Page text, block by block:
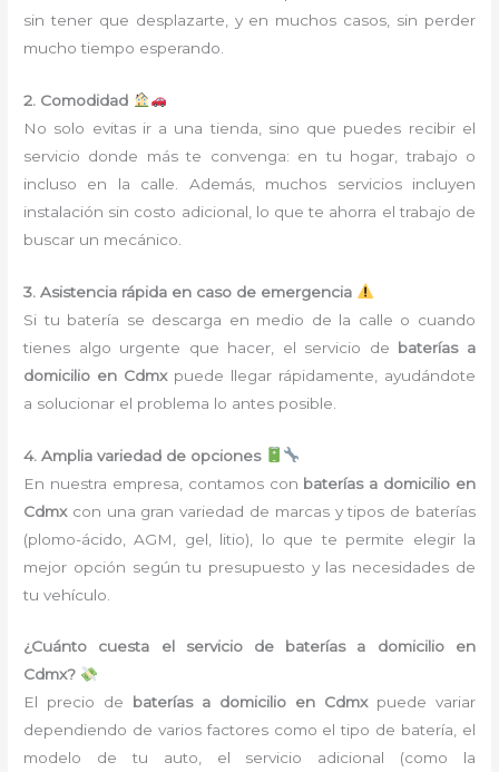
sin tener que desplazarte, y en muchos casos, sin perder
mucho tiempo esperando.
2. Comodidad
No solo evitas ir a una tienda, sino que puedes recibir el
servicio donde más te convenga: en tu hogar, trabajo o
incluso en la calle. Además, muchos servicios incluyen
instalación sin costo adicional, lo que te ahorra el trabajo de
buscar un mecánico.
3. Asistencia rápida en caso de emergencia
Si tu batería se descarga en medio de la calle o cuando
tienes algo urgente que hacer, el servicio de baterías a
domicilio en Cdmxpuede llegar rápidamente, ayudándote
a solucionar el problema lo antes posible.
4. Amplia variedad de opciones
En nuestra empresa, contamos con baterías a domicilio en
Cdmxcon una gran variedad de marcas y tipos de baterías
(plomo-ácido, AGM, gel, litio), lo que te permite elegir la
mejor opción según tu presupuesto y las necesidades de
tu vehículo.
¿Cuánto cuesta el servicio de baterías a domicilio en
Cdmx?
El precio de baterías a domicilio en Cdmxpuede variar
dependiendo de varios factores como el tipo de batería, el
modelo de tu auto, el servicio adicional (como la